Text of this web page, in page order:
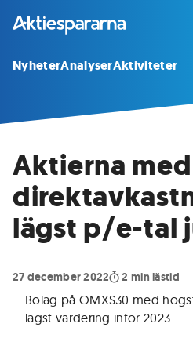
NyheterAnalyserAktiviteter
Aktierna
lägst p/e-tal
27 december 2022 2 min lästid
Bolag på OMXS30 med
lägst värdering inför 2023.